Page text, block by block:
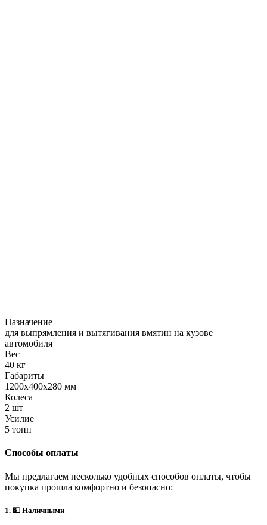
Назначение
для выпрямления и вытягивания вмятин на кузове
автомобиля
Вес
40 кг
Габариты
1200x400x280 мм
Колеса
2 шт
Усилие
5 тонн
Способы оплаты
Мы предлагаем несколько удобных способов оплаты, чтобы
покупка прошла комфортно и безопасно:
1. 💵 Наличными